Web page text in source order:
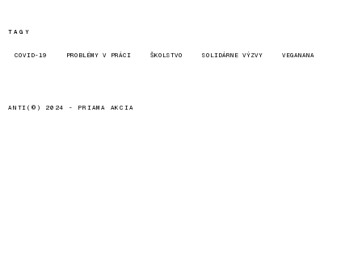
TAGY
COVID-19 PROBLÉMY V PRÁCI ŠKOLSTVO SOLIDÁRNE VÝZVY VEGANANA
ANTI(©) 2024 - PRIAMA AKCIA